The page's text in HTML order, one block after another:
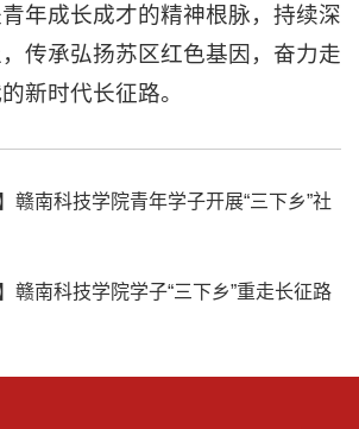
年成长成才的精神根脉，持续深
传承弘扬苏区红色基因，奋力走
新时代长征路。
赣南科技学院青年学子开展“三下乡”社
赣南科技学院学子“三下乡”重走长征路